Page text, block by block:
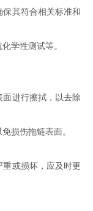
其符合相关标准和
学性测试等。
进行擦拭，以去除
损伤拖链表面。
或损坏，应及时更